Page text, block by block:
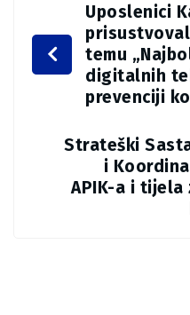
Uposlenici
temu
digitalnih
prevenciji
Strateški
i
APIK-a i tijela